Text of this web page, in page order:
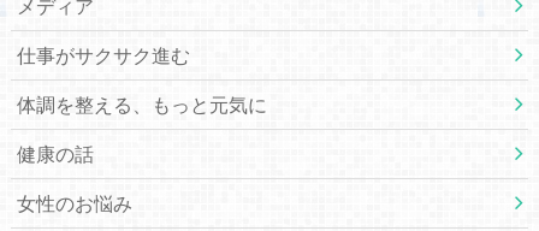
メディア
仕事がサクサク進む
体調を整える、もっと元気に
健康の話
女性のお悩み